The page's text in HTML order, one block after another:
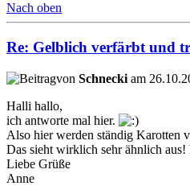
Nach oben
Re: Gelblich verfärbt und
von Schnecki am
Halli hallo,
ich antworte mal hier.
Also hier werden ständig Karotten
Das sieht wirklich sehr ähnlich aus!
Liebe Grüße
Anne